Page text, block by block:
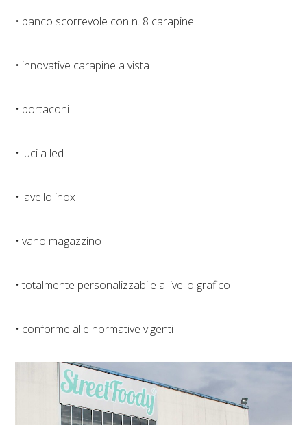
• banco scorrevole con n. 8 carapine
• innovative carapine a vista
• portaconi
• luci a led
• lavello inox
• vano magazzino
• totalmente personalizzabile a livello grafico
• conforme alle normative vigenti